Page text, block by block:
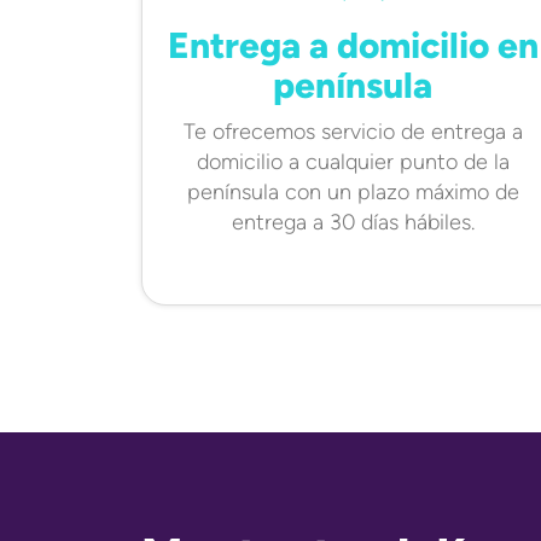
Entrega a domicilio en
península
Te ofrecemos servicio de entrega a
domicilio a cualquier punto de la
península con un plazo máximo de
entrega a 30 días hábiles.